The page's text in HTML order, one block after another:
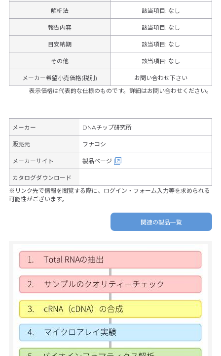
解析法 該当項目: なし
報告内容 該当項目: なし
目安納期 該当項目: なし
その他 該当項目: なし
メーカー希望小売価格(税別)
お問い合わせ下さい
表示価格は代表的な仕様のものです。詳細はお問い合わせください。
メーカー DNAチップ研究所
販売元 フナコシ
メーカーサイト 製品ページ
カタログダウンロード
※リンク先で情報を閲覧する際に、ログイン・フォーム入力等を求められる
可能性がございます。
関連の製品一覧